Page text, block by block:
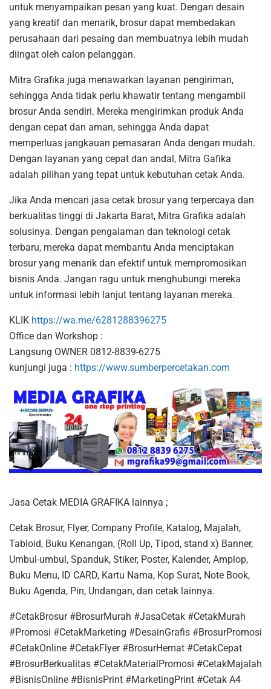
untuk menyampaikan pesan yang kuat. Dengan desain
yang kreatif dan menarik, brosur dapat membedakan
perusahaan dari pesaing dan membuatnya lebih mudah
diingat oleh calon pelanggan.
Mitra Grafika juga menawarkan layanan pengiriman,
sehingga Anda tidak perlu khawatir tentang mengambil
brosur Anda sendiri. Mereka mengirimkan produk Anda
dengan cepat dan aman, sehingga Anda dapat
memperluas jangkauan pemasaran Anda dengan mudah.
Dengan layanan yang cepat dan andal, Mitra Gafika
adalah pilihan yang tepat untuk kebutuhan cetak Anda.
Jika Anda mencari jasa cetak brosur yang terpercaya dan
berkualitas tinggi di Jakarta Barat, Mitra Grafika adalah
solusinya. Dengan pengalaman dan teknologi cetak
terbaru, mereka dapat membantu Anda menciptakan
brosur yang menarik dan efektif untuk mempromosikan
bisnis Anda. Jangan ragu untuk menghubungi mereka
untuk informasi lebih lanjut tentang layanan mereka.
KLIK https://wa.me/6281288396275
Office dan Workshop :
Langsung OWNER 0812-8839-6275
kunjungi juga : https://www.sumberpercetakan.com
Jasa Cetak MEDIA GRAFIKA lainnya ;
Cetak Brosur, Flyer, Company Profile, Katalog, Majalah,
Tabloid, Buku Kenangan, (Roll Up, Tipod, stand x) Banner,
Umbul-umbul, Spanduk, Stiker, Poster, Kalender, Amplop,
Buku Menu, ID CARD, Kartu Nama, Kop Surat, Note Book,
Buku Agenda, Pin, Undangan, dan cetak lainnya.
#CetakBrosur #BrosurMurah #JasaCetak #CetakMurah
#Promosi #CetakMarketing #DesainGrafis #BrosurPromosi
#CetakOnline #CetakFlyer #BrosurHemat #CetakCepat
#BrosurBerkualitas #CetakMaterialPromosi #CetakMajalah
#BisnisOnline #BisnisPrint #MarketingPrint #Cetak A4